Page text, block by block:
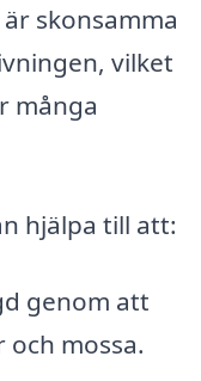
skonsamma
vilket
många
hjälpa till att:
genom att
mossa.